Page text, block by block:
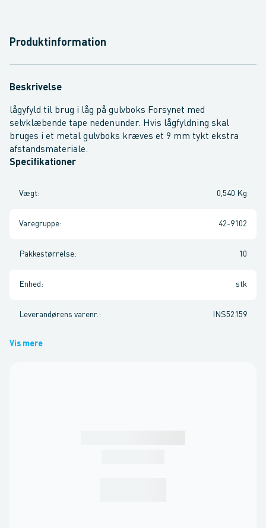
Produktinformation
Beskrivelse
lågyfyld til brug i låg på gulvboks Forsynet med
selvklæbende tape nedenunder. Hvis lågfyldning skal
bruges i et metal gulvboks kræves et 9 mm tykt ekstra
afstandsmateriale.
Specifikationer
Vægt: 0,540 Kg
Varegruppe: 42-9102
Pakkestørrelse: 10
Enhed : stk
Leverandørens varenr. : INS52159
Vis mere